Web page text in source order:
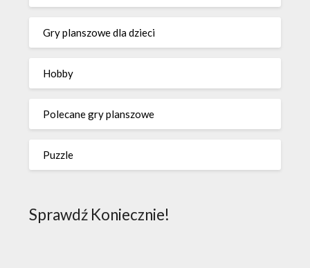
Gry planszowe dla dzieci
Hobby
Polecane gry planszowe
Puzzle
Sprawdź Koniecznie!